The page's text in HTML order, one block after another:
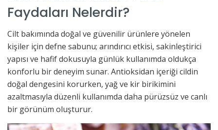
Faydaları Nelerdir?
Cilt bakımında doğal ve güvenilir ürünlere yönelen
kişiler için defne sabunu; arındırıcı etkisi, sakinleştirici
yapısı ve hafif dokusuyla günlük kullanımda oldukça
konforlu bir deneyim sunar. Antioksidan içeriği cildin
doğal dengesini korurken, yağ ve kir birikimini
azaltmasıyla düzenli kullanımda daha pürüzsüz ve canlı
bir görünüm oluşturur.